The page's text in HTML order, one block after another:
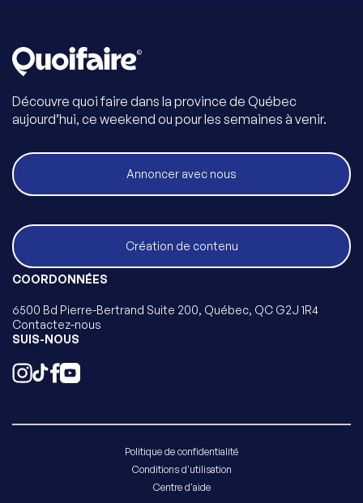
Découvre quoi faire dans la province de Québec
aujourd’hui, ce weekend ou pour les semaines à venir.
Annoncer avec nous
Création de contenu
COORDONNÉES
6500 Bd Pierre-Bertrand Suite 200, Québec, QC G2J 1R4
Contactez-nous
SUIS-NOUS
Politique de confidentialité
Conditions d'utilisation
Centre d'aide